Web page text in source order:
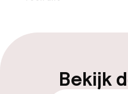
Meertalige
Bekijk